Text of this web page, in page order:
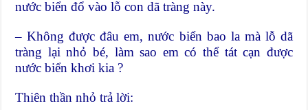
nước biển đổ vào lỗ con dã tràng này.
– Không được đâu em, nước biển bao la mà lỗ dã
tràng lại nhỏ bé, làm sao em có thể tát cạn được
nước biển khơi kia ?
Thiên thần nhỏ trả lời: